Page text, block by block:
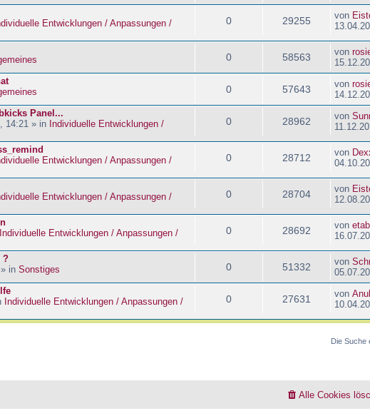
Entwicklungen / Anpassungen /
0 29255 von
0 58563 von
0 57643 von
Panel...
14:21 » in Individuelle Entwicklungen /
0 28962 von
Entwicklungen / Anpassungen /
0 28712 von
Entwicklungen / Anpassungen /
0 28704 von
Individuelle Entwicklungen / Anpassungen /
0 28692 von
?
in Sonstiges 0 51332 von
Individuelle Entwicklungen / Anpassungen /
0 27631 von
Die Suche
Alle Cookies